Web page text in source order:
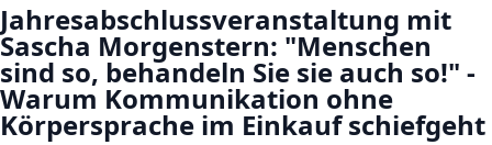
Jahresabschlussveranstaltung mit
Sascha Morgenstern: "Menschen
sind so, behandeln Sie sie auch so!" -
Warum Kommunikation ohne
Körpersprache im Einkauf schiefgeht